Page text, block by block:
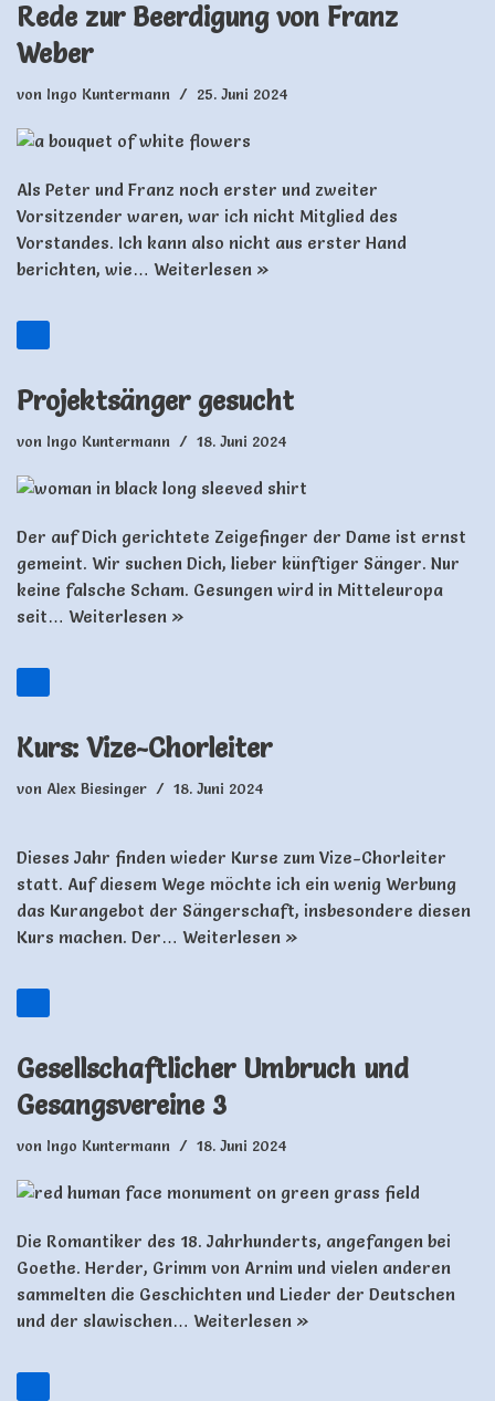
Rede zur Beerdigung von Franz
Weber
von Ingo Kuntermann 25. Juni 2024
Als Peter und Franz noch erster und zweiter
Vorsitzender waren, war ich nicht Mitglied des
Vorstandes. Ich kann also nicht aus erster Hand
berichten, wie… Weiterlesen »
Projektsänger gesucht
von Ingo Kuntermann 18. Juni 2024
Der auf Dich gerichtete Zeigefinger der Dame ist ernst
gemeint. Wir suchen Dich, lieber künftiger Sänger. Nur
keine falsche Scham. Gesungen wird in Mitteleuropa
seit… Weiterlesen »
Kurs: Vize-Chorleiter
von Alex Biesinger 18. Juni 2024
Dieses Jahr finden wieder Kurse zum Vize-Chorleiter
statt. Auf diesem Wege möchte ich ein wenig Werbung
das Kurangebot der Sängerschaft, insbesondere diesen
Kurs machen. Der… Weiterlesen »
Gesellschaftlicher Umbruch und
Gesangsvereine 3
von Ingo Kuntermann 18. Juni 2024
Die Romantiker des 18. Jahrhunderts, angefangen bei
Goethe. Herder, Grimm von Arnim und vielen anderen
sammelten die Geschichten und Lieder der Deutschen
und der slawischen… Weiterlesen »